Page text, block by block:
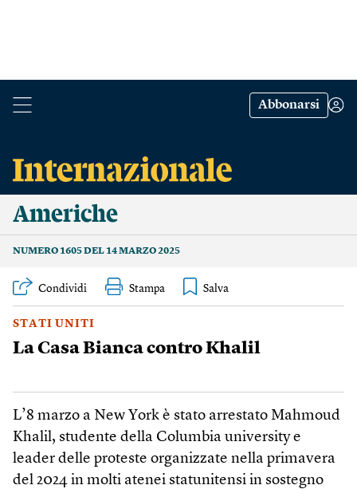
Abbonarsi
Americhe
NUMERO 1605 DEL 14 MARZO 2025
Condividi Stampa
STATI UNITI
La Casa Bianca contro Khalil
L’8 marzo a New York è stato arrestato Mahmoud
Khalil, studente della Columbia university e
leader delle proteste organizzate nella primavera
del 2024 in molti atenei statunitensi in sostegno